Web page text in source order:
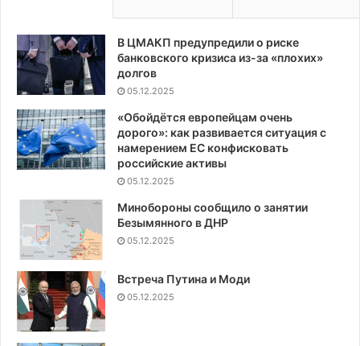
В ЦМАКП предупредили о риске
банковского кризиса из-за «плохих»
долгов
05.12.2025
«Обойдётся европейцам очень
дорого»: как развивается ситуация с
намерением ЕС конфисковать
российские активы
05.12.2025
Минобороны сообщило о занятии
Безымянного в ДНР
05.12.2025
Встреча Путина и Моди
05.12.2025